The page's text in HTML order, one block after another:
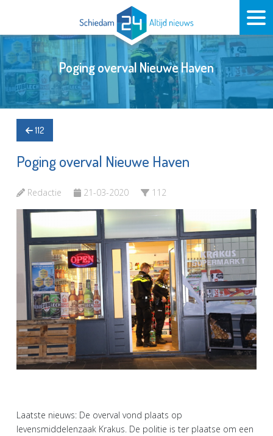
Poging overval Nieuwe Haven
112
Poging overval Nieuwe Haven
Redactie 21-03-2020 112
Laatste nieuws: De overval vond plaats op
levensmiddelenzaak Krakus. De politie is ter plaatse om een